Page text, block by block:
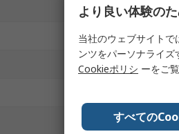
プロダクトタイプ
電圧
併用可能製品
より良い体験の
当社のウェブサイト
ンツをパーソナライズ
Cookieポリシ ーをご
すべての